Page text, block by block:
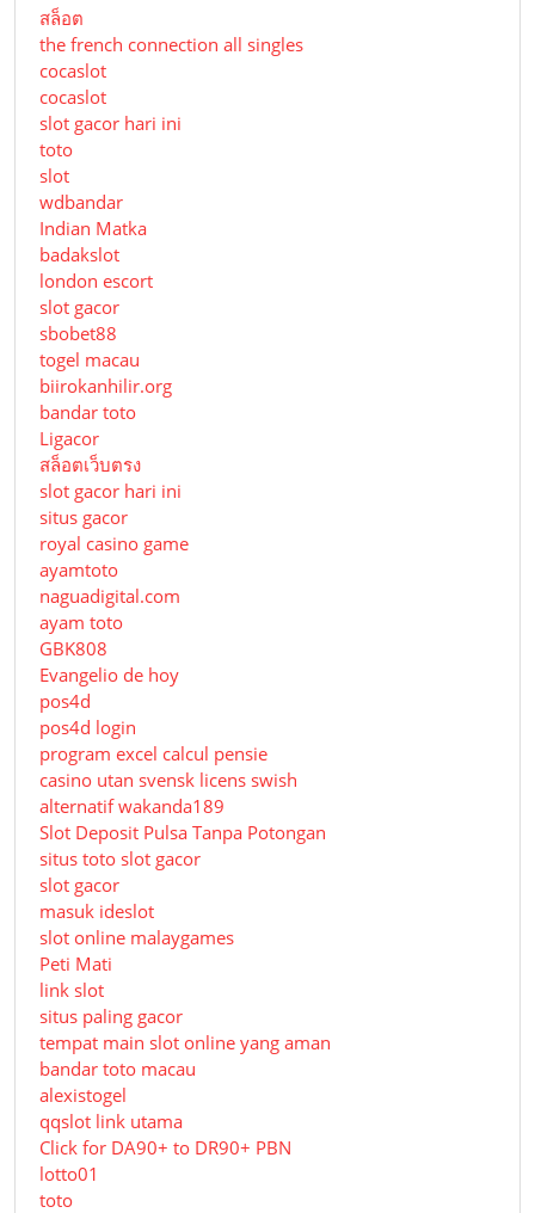
สล็อต
the french connection all singles
cocaslot
cocaslot
slot gacor hari ini
toto
slot
wdbandar
Indian Matka
badakslot
london escort
slot gacor
sbobet88
togel macau
biirokanhilir.org
bandar toto
Ligacor
สล็อตเว็บตรง
slot gacor hari ini
situs gacor
royal casino game
ayamtoto
naguadigital.com
ayam toto
GBK808
Evangelio de hoy
pos4d
pos4d login
program excel calcul pensie
casino utan svensk licens swish
alternatif wakanda189
Slot Deposit Pulsa Tanpa Potongan
situs toto slot gacor
slot gacor
masuk ideslot
slot online malaygames
Peti Mati
link slot
situs paling gacor
tempat main slot online yang aman
bandar toto macau
alexistogel
qqslot link utama
Click for DA90+ to DR90+ PBN
lotto01
toto